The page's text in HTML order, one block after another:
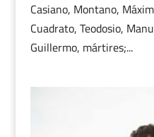
Casiano, Montano,
Cuadrato, Teodosio,
Guillermo, mártires;...